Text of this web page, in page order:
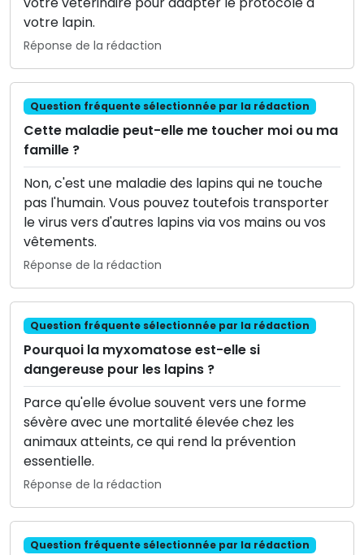
votre lapin.
Réponse de la rédaction
Question fréquente sélectionnée par la rédaction
Cette maladie peut-elle me toucher moi ou ma
famille ?
Non, c'est une maladie des lapins qui ne touche
pas l'humain. Vous pouvez toutefois transporter
le virus vers d'autres lapins via vos mains ou vos
vêtements.
Réponse de la rédaction
Question fréquente sélectionnée par la rédaction
Pourquoi la myxomatose est-elle si
dangereuse pour les lapins ?
Parce qu'elle évolue souvent vers une forme
sévère avec une mortalité élevée chez les
animaux atteints, ce qui rend la prévention
essentielle.
Réponse de la rédaction
Question fréquente sélectionnée par la rédaction